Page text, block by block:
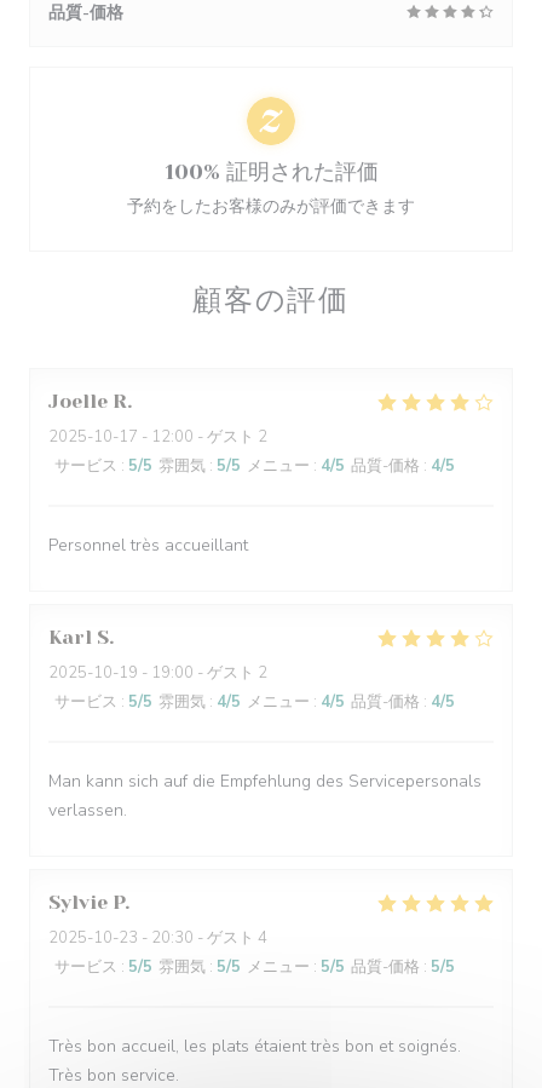
顧客の評価
Joelle R
2025-10-17 - 12:00 - ゲスト 2
サービス : 5/5 雰囲気 : 5/5 メニュー : 4/5 品質-価格 : 4/5
Personnel très accueillant
Karl S
2025-10-19 - 19:00 - ゲスト 2
サービス : 5/5 雰囲気 : 4/5 メニュー : 4/5 品質-価格 : 4/5
Man kann sich auf die Empfehlung des Servicepersonals
verlassen.
Sylvie P
2025-10-23 - 20:30 - ゲスト 4
サービス : 5/5 雰囲気 : 5/5 メニュー : 5/5 品質-価格 : 5/5
Très bon accueil, les plats étaient très bon et soignés.
Très bon service.
品質-価格
100% 証明された評価
予約をしたお客様のみが評価できます